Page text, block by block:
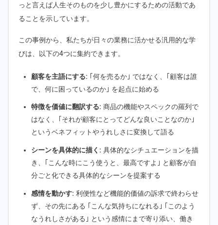
っと言えば人生そのものを少し豊かにするための活動であ
ることを示しています。
この事例から、私たちが日々の業務に活かせる汎用的な学
びは、以下の4つに集約できます。
顧客を主語にする: ｢何を売るか｣ ではなく、｢顧客は誰
で、何に困っているのか｣ を起点に始める
特徴を価値に翻訳する: 商品の機能やスペックの羅列で
はなく、｢それが顧客にとってどんな良いことなのか｣
というベネフィットやうれしさに変換して語る
シーンを具体的に描く: 具体的なシチュエーションを描
き、｢こんな時にこう使うと、最高ですよ｣ と顧客が自
分ごと化できる具体的なシーンを提案する
感情を動かす: 利便性など機能的価値の訴求で終わらせ
ず、その先にある ｢こんな気持ちになれる｣ ｢このよう
なうれしさがある｣ という感情にまで寄り添い、働き